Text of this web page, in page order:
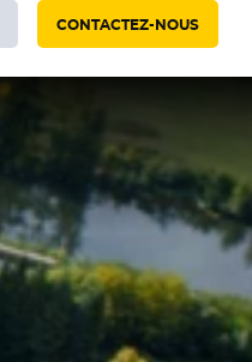
CONTACTEZ-NOUS